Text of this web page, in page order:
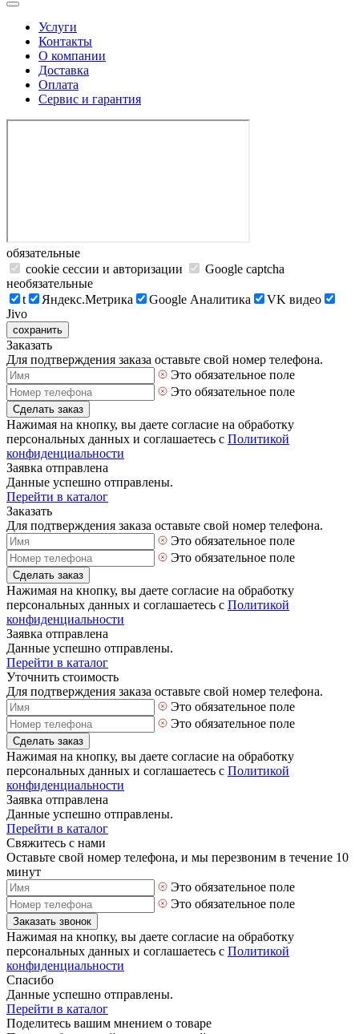
Услуги
Контакты
О компании
Доставка
Оплата
Сервис и гарантия
обязательные
cookie сессии и авторизации
Google captcha
необязательные
t
Яндекс.Метрика Google Аналитика
VK видео
Jivo
сохранить
Заказать
Для подтверждения заказа оставьте свой номер телефона.
Это обязательное поле
Это обязательное поле
Сделать заказ
Нажимая на кнопку, вы даете согласие на обработку
персональных данных и соглашаетесь с Политикой
конфиденциальности
Заявка отправлена
Данные успешно отправлены.
Перейти в каталог
Заказать
Для подтверждения заказа оставьте свой номер телефона.
Это обязательное поле
Это обязательное поле
Сделать заказ
Нажимая на кнопку, вы даете согласие на обработку
персональных данных и соглашаетесь с Политикой
конфиденциальности
Заявка отправлена
Данные успешно отправлены.
Перейти в каталог
Уточнить стоимость
Для подтверждения заказа оставьте свой номер телефона.
Это обязательное поле
Это обязательное поле
Сделать заказ
Нажимая на кнопку, вы даете согласие на обработку
персональных данных и соглашаетесь с Политикой
конфиденциальности
Заявка отправлена
Данные успешно отправлены.
Перейти в каталог
Свяжитесь с нами
Оставьте свой номер телефона, и мы перезвоним в течение 10
минут
Это обязательное поле
Это обязательное поле
Заказать звонок
Нажимая на кнопку, вы даете согласие на обработку
персональных данных и соглашаетесь с Политикой
конфиденциальности
Спасибо
Данные успешно отправлены.
Перейти в каталог
Поделитесь вашим мнением о товаре